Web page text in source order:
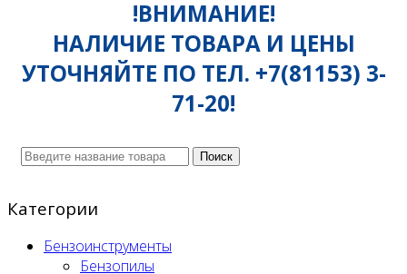
!ВНИМАНИЕ!
НАЛИЧИЕ ТОВАРА И ЦЕНЫ
УТОЧНЯЙТЕ ПО ТЕЛ. +7(81153) 3-
71-20!
Поиск
Категории
Бензоинструменты
Бензопилы